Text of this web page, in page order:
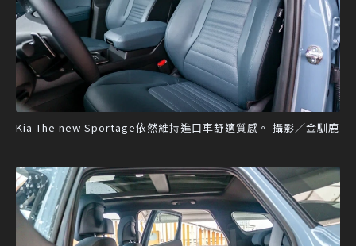
Kia The new Sportage依然維持進口車舒適質感。 攝影／金馴鹿